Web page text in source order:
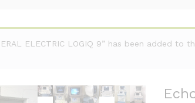
ELECTRIC LOGIQ 9” has been added to